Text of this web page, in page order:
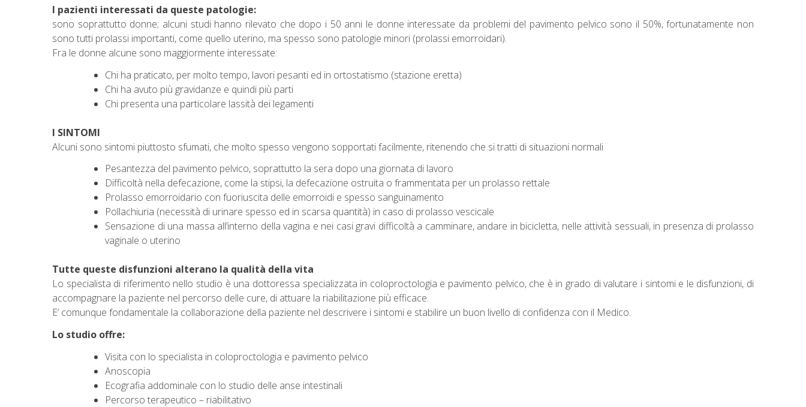
I pazienti interessati da queste patologie:
sono soprattutto donne; alcuni studi hanno rilevato che dopo i 50 anni le donne interessate da problemi del pavimento pelvico sono il 50%, fortunatamente non
sono tutti prolassi importanti, come quello uterino, ma spesso sono patologie minori (prolassi emorroidari).
Fra le donne alcune sono maggiormente interessate:
Chi ha praticato, per molto tempo, lavori pesanti ed in ortostatismo (stazione eretta)
Chi ha avuto più gravidanze e quindi più parti
Chi presenta una particolare lassità dei legamenti
I SINTOMI
Alcuni sono sintomi piuttosto sfumati, che molto spesso vengono sopportati facilmente, ritenendo che si tratti di situazioni normali
Pesantezza del pavimento pelvico, soprattutto la sera dopo una giornata di lavoro
Difficoltà nella defecazione, come la stipsi, la defecazione ostruita o frammentata per un prolasso rettale
Prolasso emorroidario con fuoriuscita delle emorroidi e spesso sanguinamento
Pollachiuria (necessità di urinare spesso ed in scarsa quantità) in caso di prolasso vescicale
Sensazione di una massa all’interno della vagina e nei casi gravi difficoltà a camminare, andare in bicicletta, nelle attività sessuali, in presenza di prolasso
vaginale o uterino
Tutte queste disfunzioni alterano la qualità della vita
Lo specialista di riferimento nello studio è una dottoressa specializzata in coloproctologia e pavimento pelvico, che è in grado di valutare i sintomi e le disfunzioni, di
accompagnare la paziente nel percorso delle cure, di attuare la riabilitazione più efficace.
E‘ comunque fondamentale la collaborazione della paziente nel descrivere i sintomi e stabilire un buon livello di confidenza con il Medico.
Lo studio offre:
Visita con lo specialista in coloproctologia e pavimento pelvico
Anoscopia
Ecografia addominale con lo studio delle anse intestinali
Percorso terapeutico – riabilitativo